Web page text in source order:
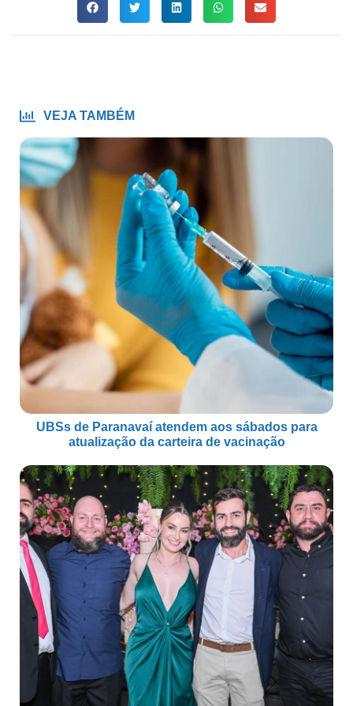
VEJA TAMBÉM
UBSs de Paranavaí atendem aos sábados para
atualização da carteira de vacinação